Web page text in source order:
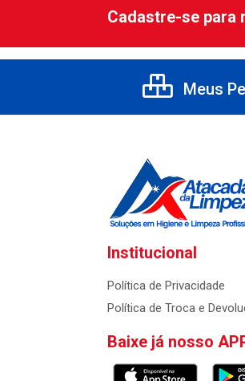
Cadastre-se para
Meus
Institucional
Política de Privacidade
Política de Troca e
Baixe já nosso